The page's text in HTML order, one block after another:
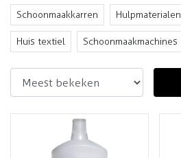
Schoonmaakkarren Hulpmaterialen
Huis textiel Schoonmaakmachines